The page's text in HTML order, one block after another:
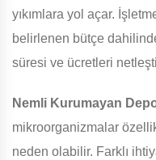
yıkımlara yol açar.
belirlenen bütçe
süresi ve ücretleri
Nemli Kurumayan
mikroorganizmalar
neden olabilir. Farklı